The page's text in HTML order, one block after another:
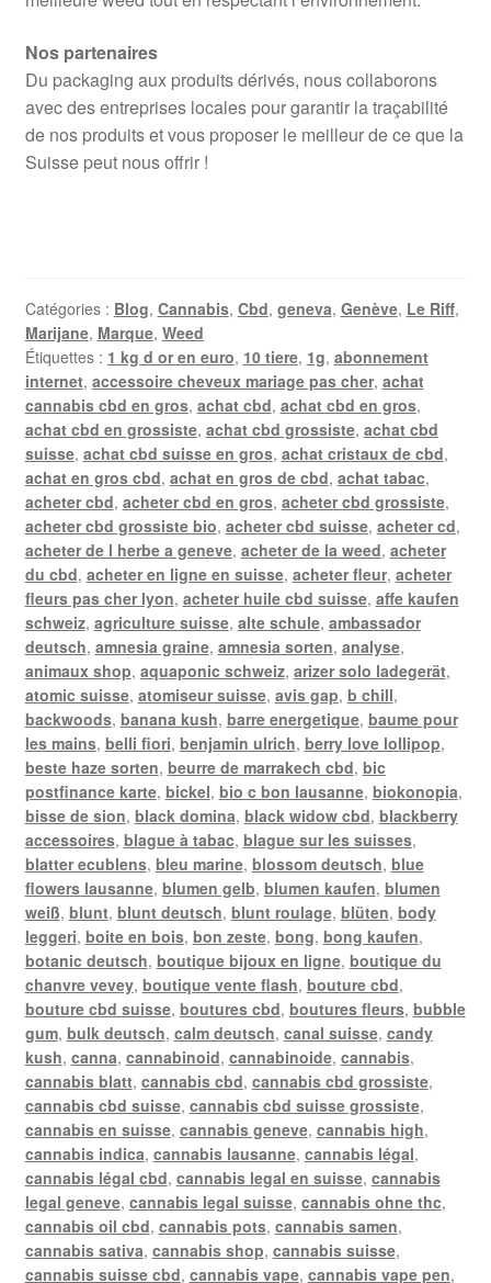
Nos partenaires
Du packaging aux produits dérivés, nous collaborons
avec des entreprises locales pour garantir la traçabilité
de nos produits et vous proposer le meilleur de ce que la
Suisse peut nous offrir !
Catégories : Blog, Cannabis, Cbd, geneva, Genève, Le Riff,
Marijane, Marque, Weed
Étiquettes : 1 kg d or en euro, 10 tiere, 1g, abonnement
internet, accessoire cheveux mariage pas cher, achat
cannabis cbd en gros, achat cbd, achat cbd en gros,
achat cbd en grossiste, achat cbd grossiste, achat cbd
suisse, achat cbd suisse en gros, achat cristaux de cbd,
achat en gros cbd, achat en gros de cbd, achat tabac,
acheter cbd, acheter cbd en gros, acheter cbd grossiste,
acheter cbd grossiste bio, acheter cbd suisse, acheter cd,
acheter de l herbe a geneve, acheter de la weed, acheter
du cbd, acheter en ligne en suisse, acheter fleur, acheter
fleurs pas cher lyon, acheter huile cbd suisse, affe kaufen
schweiz, agriculture suisse, alte schule, ambassador
deutsch, amnesia graine, amnesia sorten, analyse,
animaux shop, aquaponic schweiz, arizer solo ladegerät,
atomic suisse, atomiseur suisse, avis gap, b chill,
backwoods, banana kush, barre energetique, baume pour
les mains, belli fiori, benjamin ulrich, berry love lollipop,
beste haze sorten, beurre de marrakech cbd, bic
postfinance karte, bickel, bio c bon lausanne, biokonopia,
bisse de sion, black domina, black widow cbd, blackberry
accessoires, blague à tabac, blague sur les suisses,
blatter ecublens, bleu marine, blossom deutsch, blue
flowers lausanne, blumen gelb, blumen kaufen, blumen
weiß, blunt, blunt deutsch, blunt roulage, blüten, body
leggeri, boite en bois, bon zeste, bong, bong kaufen,
botanic deutsch, boutique bijoux en ligne, boutique du
chanvre vevey, boutique vente flash, bouture cbd,
bouture cbd suisse, boutures cbd, boutures fleurs, bubble
gum, bulk deutsch, calm deutsch, canal suisse, candy
kush, canna, cannabinoid, cannabinoide, cannabis,
cannabis blatt, cannabis cbd, cannabis cbd grossiste,
cannabis cbd suisse, cannabis cbd suisse grossiste,
cannabis en suisse, cannabis geneve, cannabis high,
cannabis indica, cannabis lausanne, cannabis légal,
cannabis légal cbd, cannabis legal en suisse, cannabis
legal geneve, cannabis legal suisse, cannabis ohne thc,
cannabis oil cbd, cannabis pots, cannabis samen,
cannabis sativa, cannabis shop, cannabis suisse,
cannabis suisse cbd, cannabis vape, cannabis vape pen,